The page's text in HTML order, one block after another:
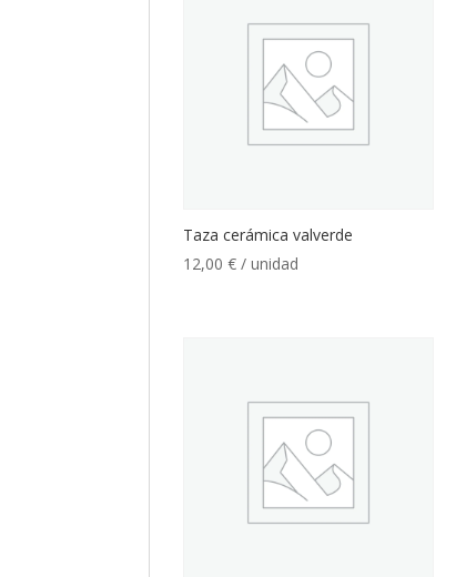
Taza cerámica valverde
12,00€ / unidad